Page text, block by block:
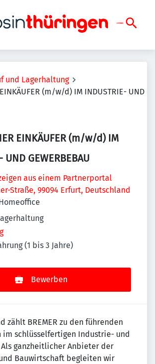
und Lagerhaltung
(m/w/d) IM INDUSTRIE- UND
EINKÄUFER (m/w/d) IM
UND GEWERBEBAU
aus einem Partnerportal
Straße, 99094 Erfurt, Deutschland
(1 bis 3 Jahre)
Bewerben
zählt BREMER zu den führenden
im schlüsselfertigen Industrie- und
ganzheitlicher Anbieter der
Bauwirtschaft begleiten wir